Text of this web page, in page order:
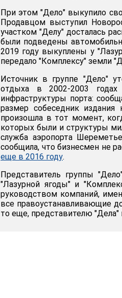
При этом "Дело" выкупило
Продавцом выступил
участком "Делу" досталась
были подведены
2019 году выкуплены у
передало "Комплексу" земли
Источник в группе "Дело"
отдыха в 2002-2003 годах
инфраструктуры порта:
размер собеседник издания
произошла в тот момент,
которых были и структуры
служба аэропорта
сообщила, что бизнесмен не
еще в 2016 году.
Представитель группы
"Лазурной ягоды" и
руководством компаний,
все правоустанавливающие
то еще, представителю "Дела"